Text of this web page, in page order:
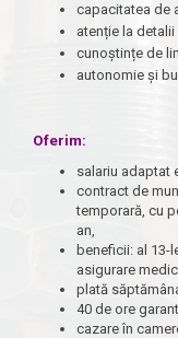
capacitatea de
atenție la
cunoștințe de
autonomie și
Oferim:
salariu adaptat
contract de
temporară, cu
an,
beneficii: al 13-
asigurare
plată
40 de ore
cazare în